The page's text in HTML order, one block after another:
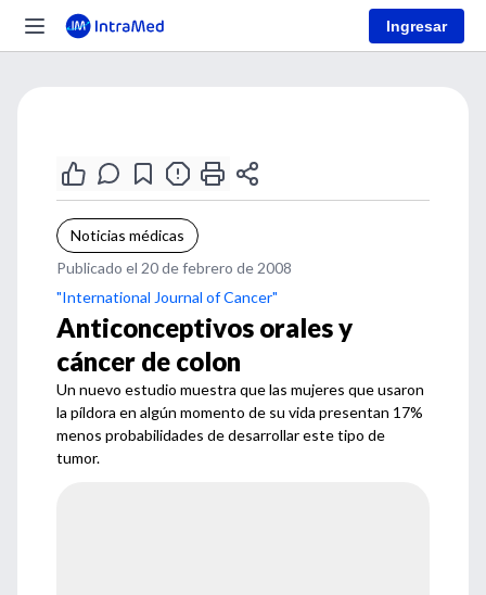
Ingresar
Noticias médicas
Publicado el 20 de febrero de 2008
"International Journal of Cancer"
Anticonceptivos orales y
cáncer de colon
Un nuevo estudio muestra que las mujeres que usaron
la píldora en algún momento de su vida presentan 17%
menos probabilidades de desarrollar este tipo de
tumor.